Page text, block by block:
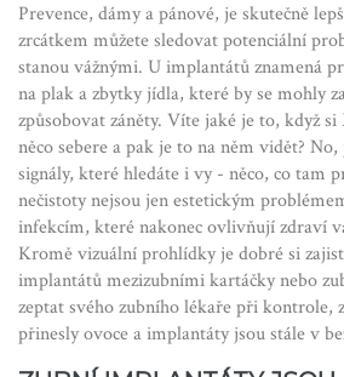
Prevence, dámy a pánové, je skutečně
zrcátkem můžete sledovat potenciální
stanou vážnými. U implantátů znamená
na plak a zbytky jídla, které by se mohly
způsobovat záněty. Víte jaké je to, když si
něco sebere a pak je to na něm vidět?
signály, které hledáte i vy - něco, co tam
nečistoty nejsou jen estetickým
infekcím, které nakonec ovlivňují zdraví
Kromě vizuální prohlídky je dobré si
implantátů mezizubními kartáčky nebo
zeptat svého zubního lékaře při kontrole,
přinesly ovoce a implantáty jsou stále v